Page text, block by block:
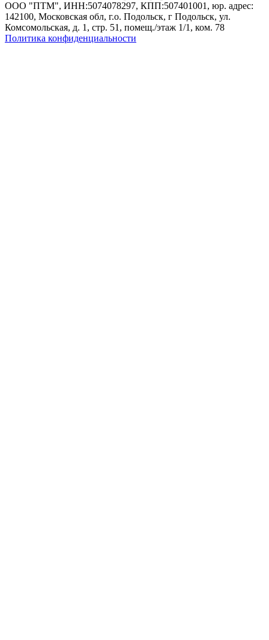
ООО "ПТМ", ИНН:5074078297, КПП:507401001, юр. адрес:
142100, Московская обл, г.о. Подольск, г Подольск, ул.
Комсомольская, д. 1, стр. 51, помещ./этаж 1/1, ком. 78
Политика конфиденциальности